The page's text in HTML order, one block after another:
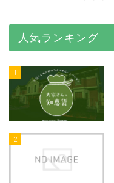
人気ランキング
1
2